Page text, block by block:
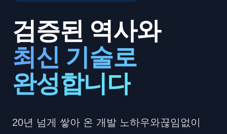
검증된 역사와
최신 기술로
완성합니다
20년 넘게 쌓아 온 개발 노하우와끊임없이